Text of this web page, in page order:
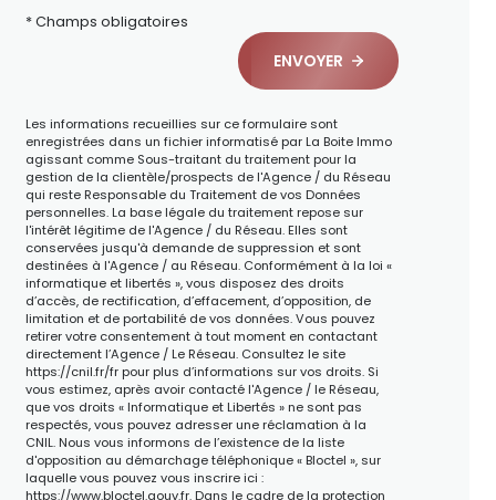
* Champs obligatoires
ENVOYER
Les informations recueillies sur ce formulaire sont
enregistrées dans un fichier informatisé par La Boite Immo
agissant comme Sous-traitant du traitement pour la
gestion de la clientèle/prospects de l'Agence / du Réseau
qui reste Responsable du Traitement de vos Données
personnelles. La base légale du traitement repose sur
l'intérêt légitime de l'Agence / du Réseau. Elles sont
conservées jusqu'à demande de suppression et sont
destinées à l'Agence / au Réseau. Conformément à la loi «
informatique et libertés », vous disposez des droits
d’accès, de rectification, d’effacement, d’opposition, de
limitation et de portabilité de vos données. Vous pouvez
retirer votre consentement à tout moment en contactant
directement l’Agence / Le Réseau. Consultez le site
https://cnil.fr/frpour plus d’informations sur vos droits. Si
vous estimez, après avoir contacté l'Agence / le Réseau,
que vos droits « Informatique et Libertés » ne sont pas
respectés, vous pouvez adresser une réclamation à la
CNIL. Nous vous informons de l’existence de la liste
d'opposition au démarchage téléphonique « Bloctel », sur
laquelle vous pouvez vous inscrire ici :
https://www.bloctel.gouv.fr. Dans le cadre de la protection